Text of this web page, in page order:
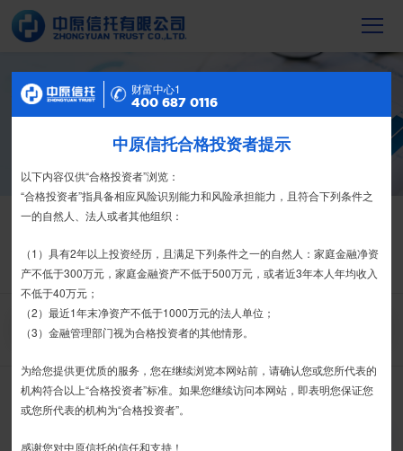
信托产品
截至2023年末，中原信托累计管理信托财
产16088亿元，按时足额交付到期信托财
信托产品
热销产品
栏目首页 热销产品 运营产品 净值产品
信息披露
精英理财俱乐部
家族信托 财富网点 客户反馈 征信异议申请
中原财富-金石45期-集合资金信托计划
财富中心2
400 687 0116
特别提示
尊敬的投资者：
合格投资者认证、风险测评、录音录像及电子合同签署应由投资者本人
亲自操作完成，不得由他人代办。
我司信托产品账户均以我司名义开立，所有认购信托产品的资金应根据
信托合同约定转入我司信托产品的银行专用账户。投资者认购我司信托产品
时，请注意不要向任何非我司账户转账、支付现金。
如有疑问，请联系您的专属客户经理或咨询我司客服电话400-
接受 拒绝
财富中心1
400 687 0116
中原信托合格投资者提示
以下内容仅供“合格投资者”浏览：
“合格投资者”指具备相应风险识别能力和风险承担能力，且符合下列条件之
一的自然人、法人或者其他组织：
（1）具有2年以上投资经历，且满足下列条件之一的自然人：家庭金融净资
产不低于300万元，家庭金融资产不低于500万元，或者近3年本人年均收入
不低于40万元；
（2）最近1年末净资产不低于1000万元的法人单位；
（3）金融管理部门视为合格投资者的其他情形。
为给您提供更优质的服务，您在继续浏览本网站前，请确认您或您所代表的
机构符合以上“合格投资者”标准。如果您继续访问本网站，即表明您保证您
或您所代表的机构为“合格投资者”。
感谢您对中原信托的信任和支持！